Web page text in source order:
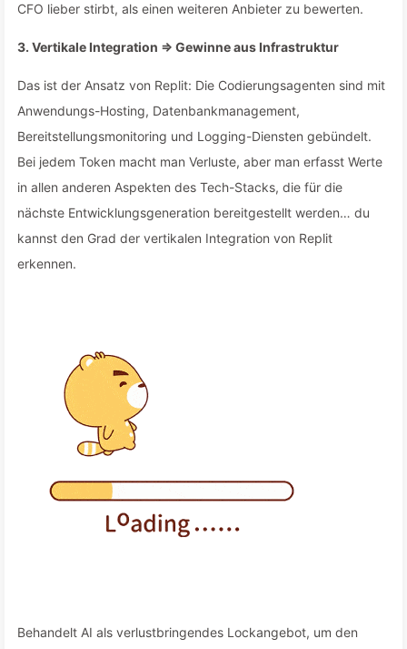
CFO lieber stirbt, als einen weiteren Anbieter zu bewerten.
3. Vertikale Integration ⇒ Gewinne aus Infrastruktur
Das ist der Ansatz von Replit: Die Codierungsagenten sind mit
Anwendungs-Hosting, Datenbankmanagement,
Bereitstellungsmonitoring und Logging-Diensten gebündelt.
Bei jedem Token macht man Verluste, aber man erfasst Werte
in allen anderen Aspekten des Tech-Stacks, die für die
nächste Entwicklungsgeneration bereitgestellt werden… du
kannst den Grad der vertikalen Integration von Replit
erkennen.
Behandelt AI als verlustbringendes Lockangebot, um den